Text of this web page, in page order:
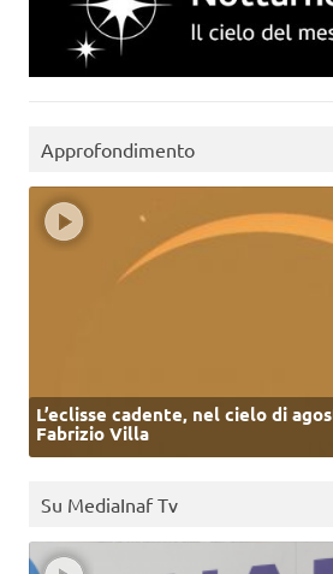
Approfondimento
L’eclisse cadente, nel cielo di
Fabrizio Villa
Su MediaInaf Tv